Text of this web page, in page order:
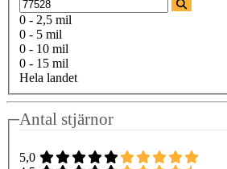
0 - 2,5 mil
0 - 5 mil
0 - 10 mil
0 - 15 mil
Hela landet
Antal stjärnor
5,0